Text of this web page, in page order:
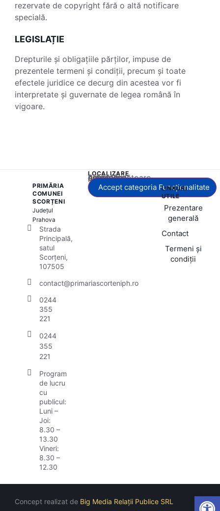
rezervate de copyright fără o altă notificare
specială.
LEGISLAȚIE
Drepturile și obligațiile părților, impuse de
prezentele termeni și condiții, precum și toate
efectele juridice ce decurg din acestea vor fi
interpretate și guvernate de legea română în
vigoare.
PRIMĂRIA
COMUNEI
SCORȚENI
Județul
Prahova
Strada
Principală,
satul
Scorțeni,
107505
contact@primariascorteniph.ro
0244
355
221
0244
355
221
Program
de lucru
cu
publicul:
Luni –
Joi:
8.30 –
13.30
Vineri:
8.30 –
12.30
LOCALIZARE
Acest conținut este blocat până când acceptați categoria corespunzătoare de cookie-uri.
Accept categoria Funcționalitate
LINKURI
UTILE
Prezentare
generală
Contact
Termeni și
condiții
Concept realizat de Big Media Relații Publice SRL